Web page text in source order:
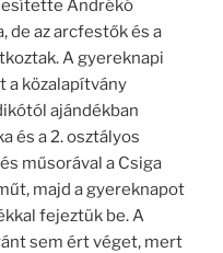
Andrékó
de az arcfestők és a
A gyereknapi
a közalapítvány
ajándékban
és a 2. osztályos
műsorával a Csiga
majd a gyereknapot
fejeztük be. A
sem ért véget, mert